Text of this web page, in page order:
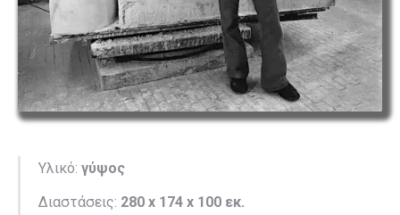
Υλικό: γύψος
Διαστάσεις: 280 x 174 x 100 εκ.